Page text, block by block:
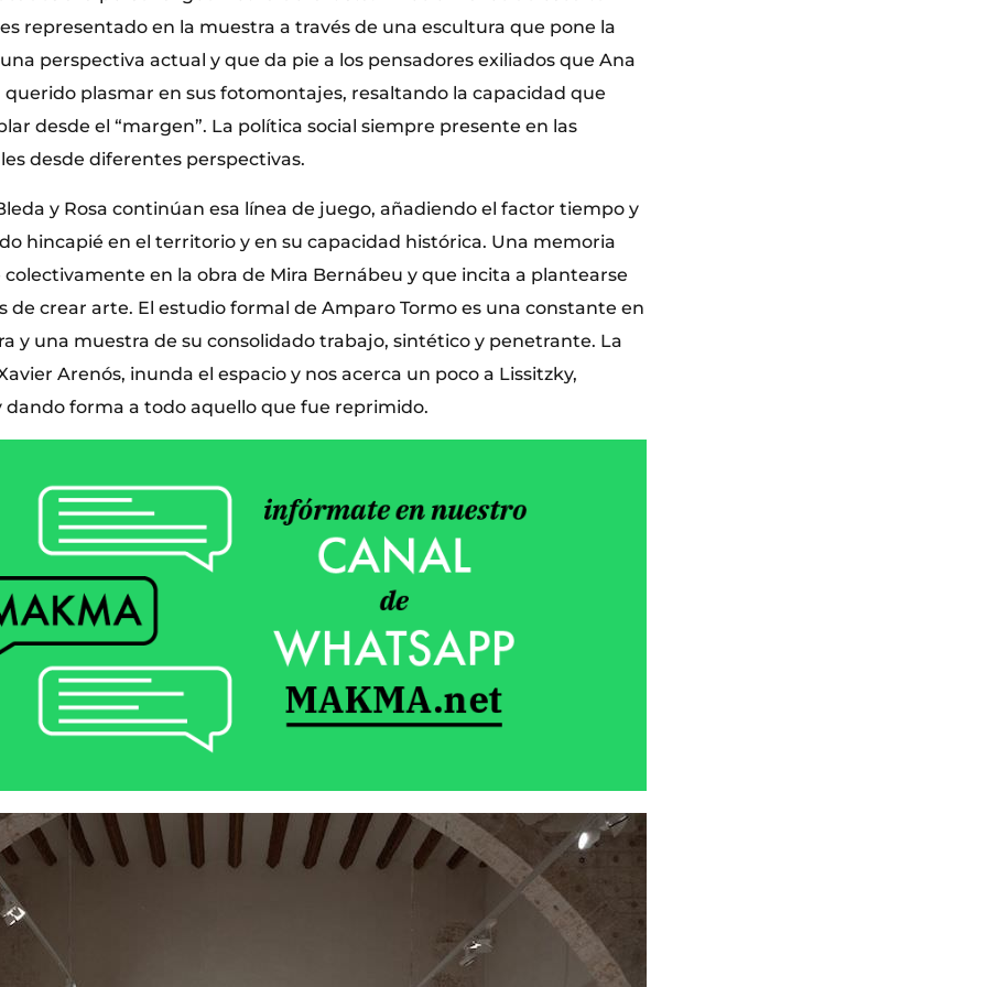
representado en la muestra a través de una escultura que pone la
perspectiva actual y que da pie a los pensadores exiliados que Ana
querido plasmar en sus fotomontajes, resaltando la capacidad que
desde el “margen”. La política social siempre presente en las
desde diferentes perspectivas.
y Rosa continúan esa línea de juego, añadiendo el factor tiempo y
hincapié en el territorio y en su capacidad histórica. Una memoria
en la obra de Mira Bernábeu y que incita a plantearse
de crear arte. El estudio formal de Amparo Tormo es una constante en
y una muestra de su consolidado trabajo, sintético y penetrante. La
Arenós, inunda el espacio y nos acerca un poco a Lissitzky,
forma a todo aquello que fue reprimido.